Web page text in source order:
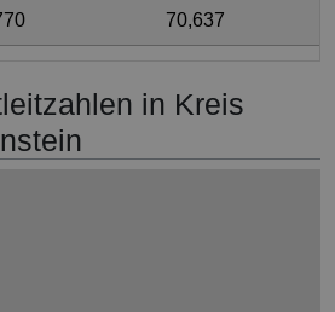
70,637
in Kreis